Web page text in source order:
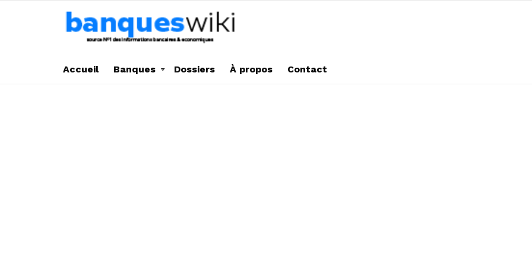
Accueil Banques Dossiers À propos Contact